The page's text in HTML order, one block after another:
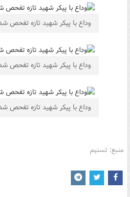
وداع با پیکر شهید تازه تفحص
وداع با پیکر شهید تازه تفحص
وداع با پیکر شهید تازه تفحص
منبع: تسنیم